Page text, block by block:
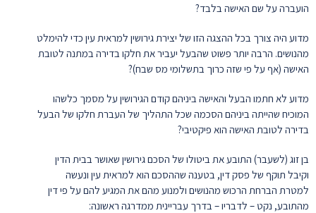
הועברה על שם האישה בלבד?
מדוע היה צורך בכל ההצגה הזו של יצירת גירושין למראית עין כדי להימלט
מהנושים. הרבה יותר פשוט שהבעל יעביר את חלקו בדירה במתנה לטובת
האישה (אף על פי שזה כרוך בתשלומי מס שבח)?
מדוע לא חתמו הבעל והאישה ביניהם קודם הגירושין על מסמך כלשהו
המוכיח שהייתה ביניהם הסכמה שכל התהליך של העברת חלקו של הבעל
בדירה לטובת האישה הוא פיקטיבי?
בן זוג (לשעבר) התובע את ביטולו של הסכם גירושין שאושר בבית הדין
וקיבל תוקף של פסק דין, בטענה שההסכם הוא למראית עין ונעשה
למטרת הברחת הרכוש מהנושים ולמנוע מהם את המגיע להם על פי דין
מהתובע, נקט – לדבריו – בדרך עבריינית ממדרגה ראשונה: